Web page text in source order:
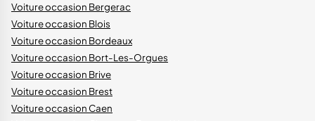
Voiture occasion Bergerac
Voiture occasion Blois
Voiture occasion Bordeaux
Voiture occasion Bort-Les-Orgues
Voiture occasion Brive
Voiture occasion Brest
Voiture occasion Caen